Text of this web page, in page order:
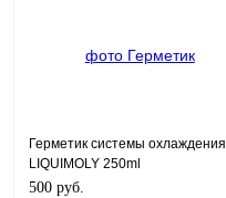
Герметик системы охлаждения
LIQUIMOLY 250ml
500 руб.